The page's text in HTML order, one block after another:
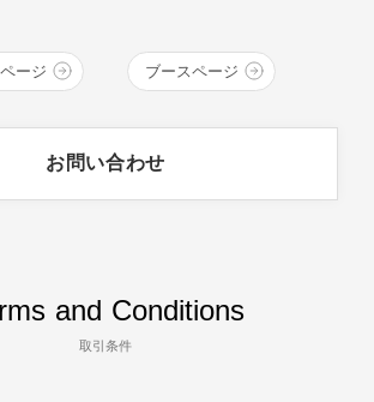
輝いています。 デニム・繊維の産
ージ ブースページ
お問い合わせ
and Conditions
取引条件